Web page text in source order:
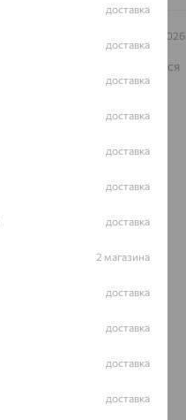
– 2026
Карта сайта
ресурсе применяются
технологии
—
доставка
доставка
доставка
доставка
доставка
доставка
доставка
2 магазина
доставка
доставка
доставка
доставка